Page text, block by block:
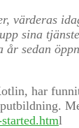
värderas
sina
år sedan
har
l